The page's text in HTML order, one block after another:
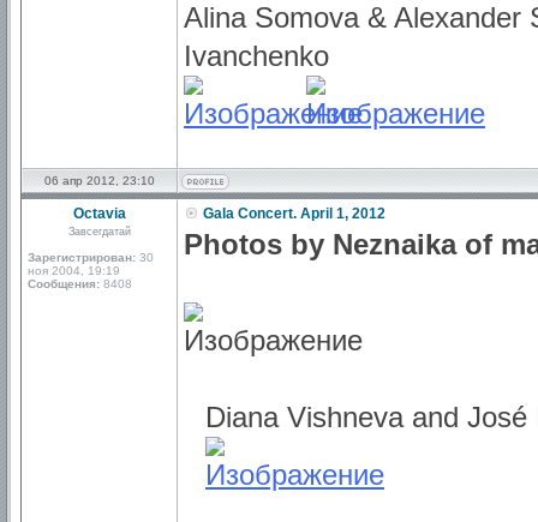
Alina Somova & Alexander
Ivanchenko
06 апр 2012, 23:10
Octavia
Завсегдатай
Зарегистрирован: 30
ноя 2004, 19:19
Сообщения: 8408
Gala Concert. April 1, 2012
Photos by Neznaika of
Diana Vishneva and